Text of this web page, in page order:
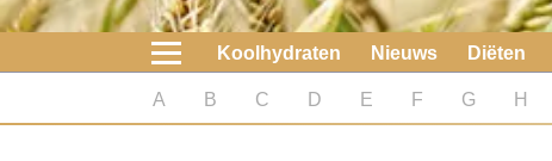
koolhydraatarme diëten
Diabetes test
Koolhydraten Nieuws Diëten
A B C D E F G H